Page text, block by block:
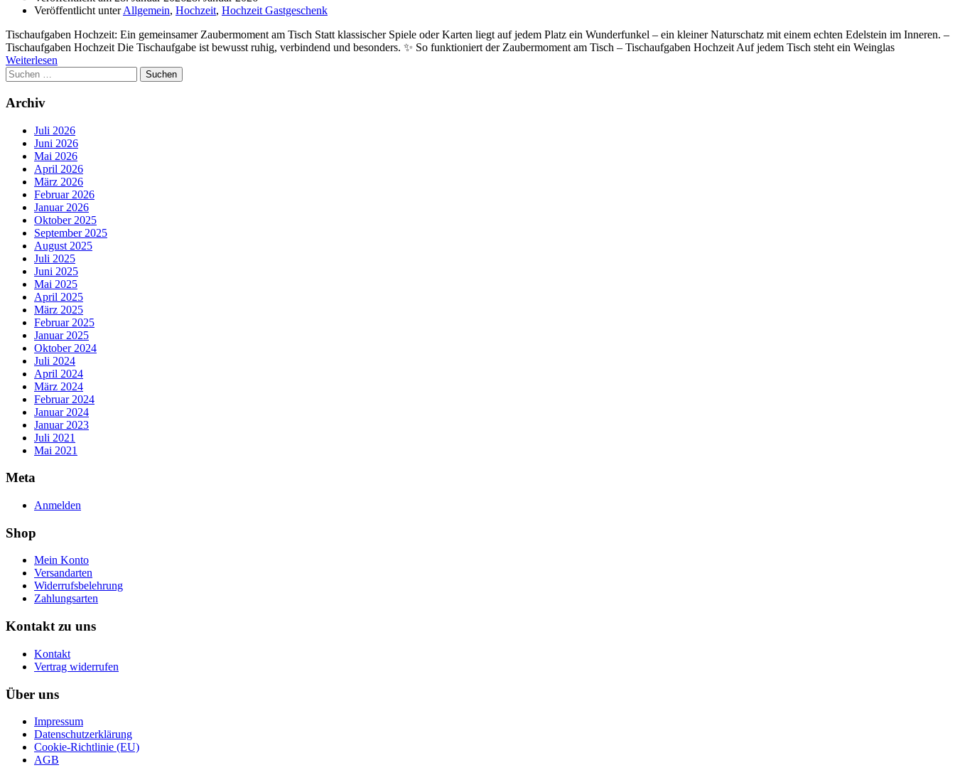
Veröffentlicht unterAllgemein, Hochzeit, Hochzeit Gastgeschenk
Tischaufgaben Hochzeit: Ein gemeinsamer Zaubermoment am Tisch Statt klassischer Spiele oder Karten liegt auf jedem Platz ein Wunderfunkel – ein kleiner Naturschatz mit einem echten Edelstein im Inneren. –
Tischaufgaben Hochzeit Die Tischaufgabe ist bewusst ruhig, verbindend und besonders. ✨ So funktioniert der Zaubermoment am Tisch – Tischaufgaben Hochzeit Auf jedem Tisch steht ein Weinglas
Weiterlesen
Suchen
nach:
Archiv
Juli 2026
Juni 2026
Mai 2026
April 2026
März 2026
Februar 2026
Januar 2026
Oktober 2025
September 2025
August 2025
Juli 2025
Juni 2025
Mai 2025
April 2025
März 2025
Februar 2025
Januar 2025
Oktober 2024
Juli 2024
April 2024
März 2024
Februar 2024
Januar 2024
Januar 2023
Juli 2021
Mai 2021
Meta
Anmelden
Shop
Mein Konto
Versandarten
Widerrufsbelehrung
Zahlungsarten
Kontakt zu uns
Kontakt
Vertrag widerrufen
Über uns
Impressum
Datenschutzerklärung
Cookie-Richtlinie (EU)
AGB